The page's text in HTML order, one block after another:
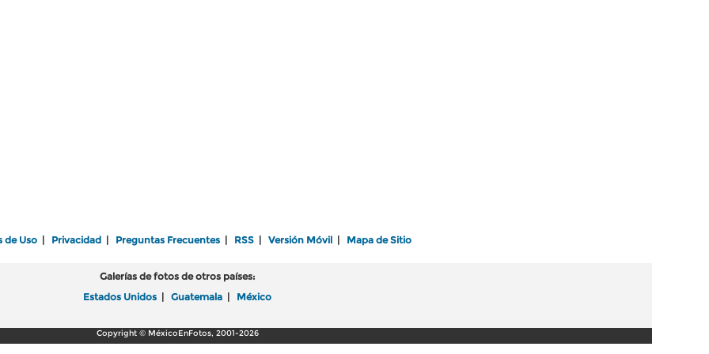
de Uso Privacidad Preguntas Frecuentes RSS Versión Móvil Mapa de Sitio
Galerías de fotos de otros países:
Estados Unidos
Guatemala México
Copyright © MéxicoEnFotos, 2001-2026